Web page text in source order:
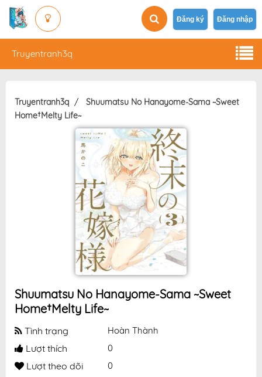
Đăng ký Đăng nhập
Truyentranh3q
Truyentranh3q
Shuumatsu No Hanayome-Sama ~Sweet
Home†Melty Life~
Shuumatsu No Hanayome-Sama ~Sweet
Home†Melty Life~
Tình trạng Hoàn Thành
Lượt thích 0
Lượt theo dõi 0